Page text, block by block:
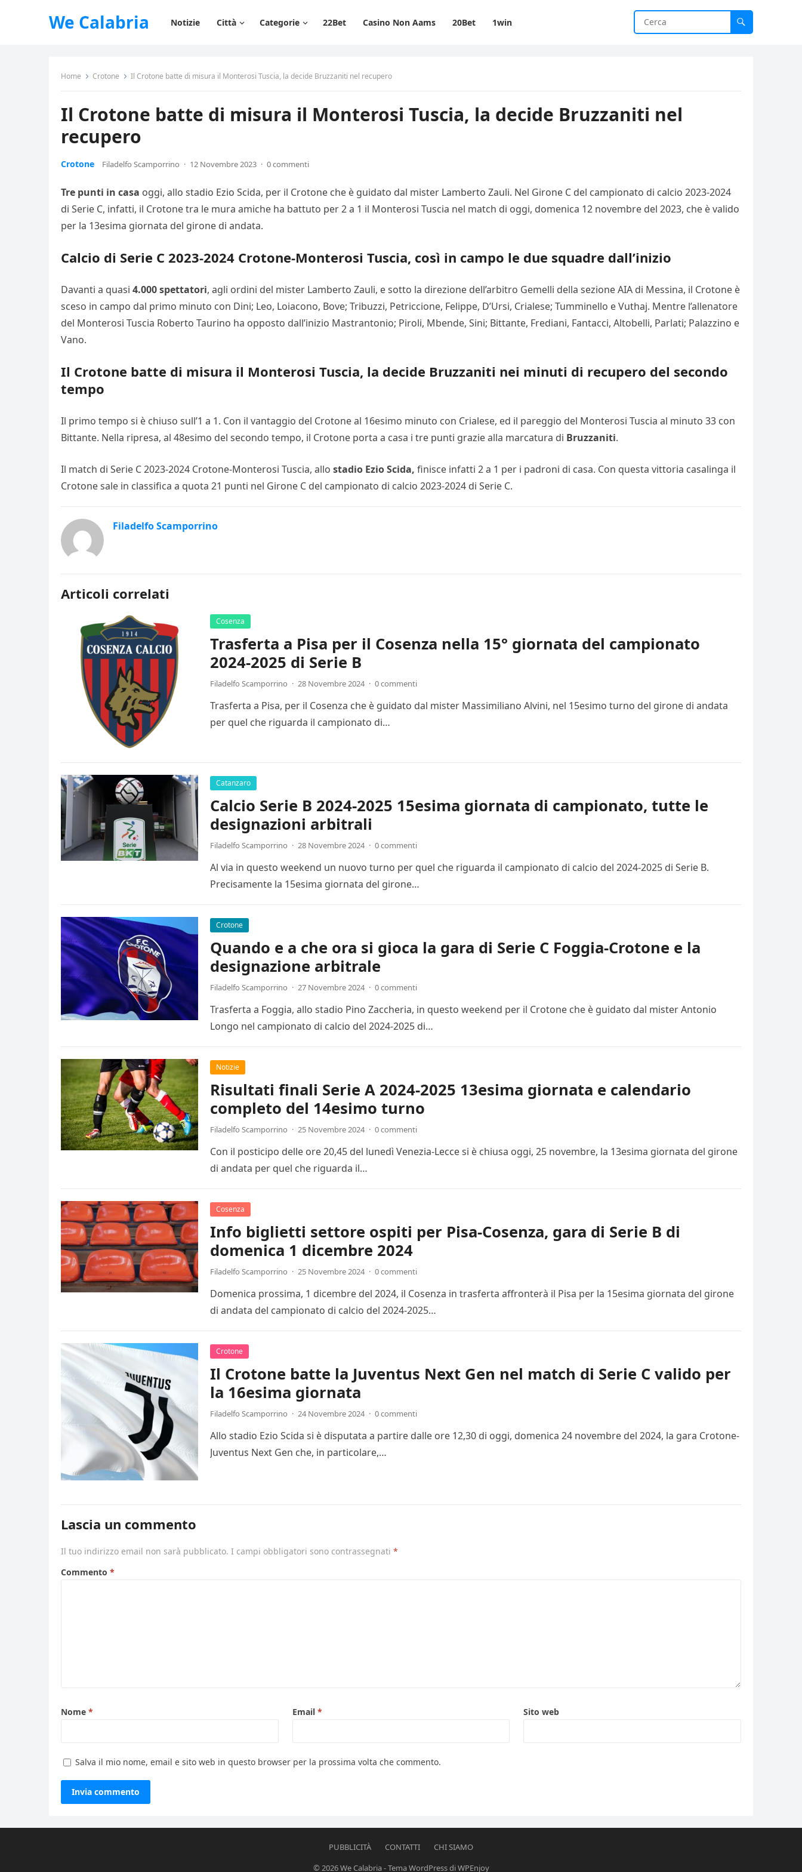
We Calabria Notizie Città Categorie 22Bet Casino Non Aams 20Bet 1win
Home Crotone Il Crotone batte di misura il Monterosi Tuscia, la decide Bruzzaniti nel recupero
Il Crotone batte di misura il Monterosi Tuscia, la decide Bruzzaniti nel
recupero
Crotone Filadelfo Scamporrino · 12 Novembre 2023 · 0 commenti
Tre punti in casa oggi, allo stadio Ezio Scida, per il Crotone che è guidato dal mister Lamberto Zauli. Nel Girone C del campionato di calcio 2023-2024
di Serie C, infatti, il Crotone tra le mura amiche ha battuto per 2 a 1 il Monterosi Tuscia nel match di oggi, domenica 12 novembre del 2023, che è valido
per la 13esima giornata del girone di andata.
Calcio di Serie C 2023-2024 Crotone-Monterosi Tuscia, così in campo le due squadre dall’inizio
Davanti a quasi 4.000 spettatori, agli ordini del mister Lamberto Zauli, e sotto la direzione dell’arbitro Gemelli della sezione AIA di Messina, il Crotone è
sceso in campo dal primo minuto con Dini; Leo, Loiacono, Bove; Tribuzzi, Petriccione, Felippe, D’Ursi, Crialese; Tumminello e Vuthaj. Mentre l’allenatore
del Monterosi Tuscia Roberto Taurino ha opposto dall’inizio Mastrantonio; Piroli, Mbende, Sini; Bittante, Frediani, Fantacci, Altobelli, Parlati; Palazzino e
Vano.
Il Crotone batte di misura il Monterosi Tuscia, la decide Bruzzaniti nei minuti di recupero del secondo
tempo
Il primo tempo si è chiuso sull’1 a 1. Con il vantaggio del Crotone al 16esimo minuto con Crialese, ed il pareggio del Monterosi Tuscia al minuto 33 con
Bittante. Nella ripresa, al 48esimo del secondo tempo, il Crotone porta a casa i tre punti grazie alla marcatura di Bruzzaniti.
Il match di Serie C 2023-2024 Crotone-Monterosi Tuscia, allo stadio Ezio Scida, finisce infatti 2 a 1 per i padroni di casa. Con questa vittoria casalinga il
Crotone sale in classifica a quota 21 punti nel Girone C del campionato di calcio 2023-2024 di Serie C.
Filadelfo Scamporrino
Articoli correlati
Cosenza
Trasferta a Pisa per il Cosenza nella 15° giornata del campionato
2024-2025 di Serie B
Filadelfo Scamporrino · 28 Novembre 2024 · 0 commenti
Trasferta a Pisa, per il Cosenza che è guidato dal mister Massimiliano Alvini, nel 15esimo turno del girone di andata
per quel che riguarda il campionato di…
Catanzaro
Calcio Serie B 2024-2025 15esima giornata di campionato, tutte le
designazioni arbitrali
Filadelfo Scamporrino · 28 Novembre 2024 · 0 commenti
Al via in questo weekend un nuovo turno per quel che riguarda il campionato di calcio del 2024-2025 di Serie B.
Precisamente la 15esima giornata del girone…
Crotone
Quando e a che ora si gioca la gara di Serie C Foggia-Crotone e la
designazione arbitrale
Filadelfo Scamporrino · 27 Novembre 2024 · 0 commenti
Trasferta a Foggia, allo stadio Pino Zaccheria, in questo weekend per il Crotone che è guidato dal mister Antonio
Longo nel campionato di calcio del 2024-2025 di…
Notizie
Risultati finali Serie A 2024-2025 13esima giornata e calendario
completo del 14esimo turno
Filadelfo Scamporrino · 25 Novembre 2024 · 0 commenti
Con il posticipo delle ore 20,45 del lunedì Venezia-Lecce si è chiusa oggi, 25 novembre, la 13esima giornata del girone
di andata per quel che riguarda il…
Cosenza
Info biglietti settore ospiti per Pisa-Cosenza, gara di Serie B di
domenica 1 dicembre 2024
Filadelfo Scamporrino · 25 Novembre 2024 · 0 commenti
Domenica prossima, 1 dicembre del 2024, il Cosenza in trasferta affronterà il Pisa per la 15esima giornata del girone
di andata del campionato di calcio del 2024-2025…
Crotone
Il Crotone batte la Juventus Next Gen nel match di Serie C valido per
la 16esima giornata
Filadelfo Scamporrino · 24 Novembre 2024 · 0 commenti
Allo stadio Ezio Scida si è disputata a partire dalle ore 12,30 di oggi, domenica 24 novembre del 2024, la gara Crotone-
Juventus Next Gen che, in particolare,…
Lascia un commento
Il tuo indirizzo email non sarà pubblicato. I campi obbligatori sono contrassegnati *
Commento *
Nome * Email * Sito web
Salva il mio nome, email e sito web in questo browser per la prossima volta che commento.
PUBBLICITÀ CONTATTI
CHI SIAMO
© 2026We Calabria-Tema WordPressdiWPEnjoy